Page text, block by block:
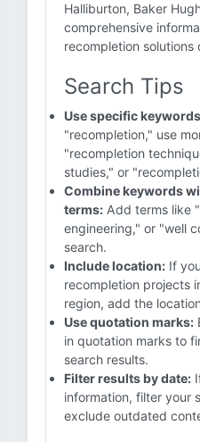
Halliburton, Baker
comprehensive
recompletion solutions
Search Tips
Use specific
"recompletion," use
"recompletion
studies," or
Combine keywords
terms: Add terms like
engineering," or "well
search.
Include location: If
recompletion projects
region, add the
Use quotation marks:
in quotation marks to
search results.
Filter results by date:
information, filter your
exclude outdated